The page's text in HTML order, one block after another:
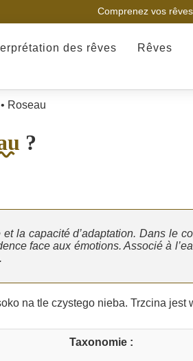
Comprenez vos
des rêves Rêves
• Roseau
?
la capacité d’adaptation. Dans le
face aux émotions. Associé à
Taxonomie :